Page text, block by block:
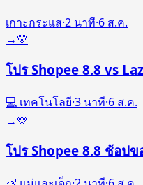
เกาะกระแส·2 นาที·6 ส.ค.
→💛
โปร Shopee 8.8 vs
💻 เทคโนโลยี·3 นาที·6 ส.ค.
→💛
โปร Shopee 8.8 ช้อป